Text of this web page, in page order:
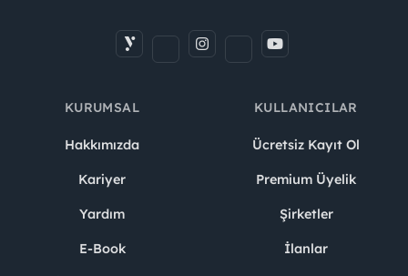
KURUMSAL
Hakkımızda
Kariyer
Yardım
E-Book
KULLANICILAR
Ücretsiz Kayıt Ol
Premium Üyelik
Şirketler
İlanlar